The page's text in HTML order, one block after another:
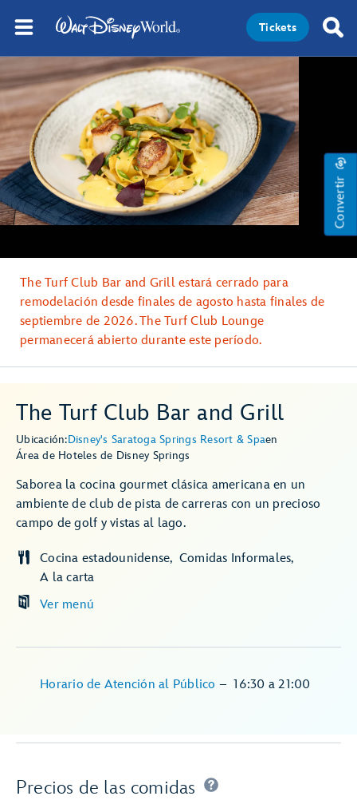
Tickets
Convertir
The Turf Club Bar and Grill
Ubicación:Disney's Saratoga Springs Resort & Spaen
Área de Hoteles de Disney Springs
Saborea la cocina gourmet clásica americana en un
ambiente de club de pista de carreras con un precioso
campo de golf y vistas al lago.
Ver menú
Cocina estadounidense
Comidas Informales
A la carta
Horario de Atención al Público –16:30 a 21:00
The Turf Club Bar and Grill estará cerrado para
remodelación desde finales de agosto hasta finales de
septiembre de 2026. The Turf Club Lounge
permanecerá abierto durante este período.
Precios de las comidas